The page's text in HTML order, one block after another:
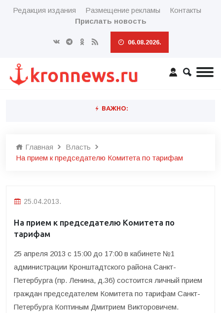
Редакция издания Размещение рекламы
Контакты
Прислать новость
06.08.2026.
ВАЖНО:
Главная
Власть
На прием к председателю Комитета по тарифам
25.04.2013.
На прием к председателю Комитета по
тарифам
25 апреля 2013 с 15:00 до 17:00 в кабинете №1
администрации Кронштадтского района Санкт-
Петербурга (пр. Ленина, д.36) состоится личный прием
граждан председателем Комитета по тарифам Санкт-
Петербурга Коптиным Дмитрием Викторовичем.